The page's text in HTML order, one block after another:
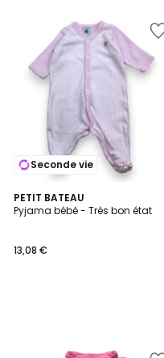
Seconde vie
PETIT BATEAU
Pyjama bébé - Très bon état
13,08 €